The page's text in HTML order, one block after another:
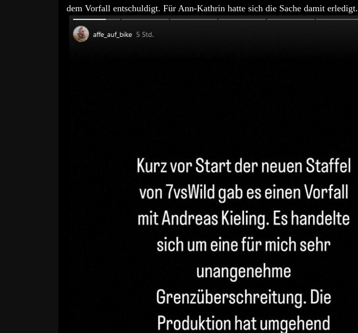
dem Vorfall entschuldigt. Für Ann-Kathrin hatte sich die Sache damit erledigt.